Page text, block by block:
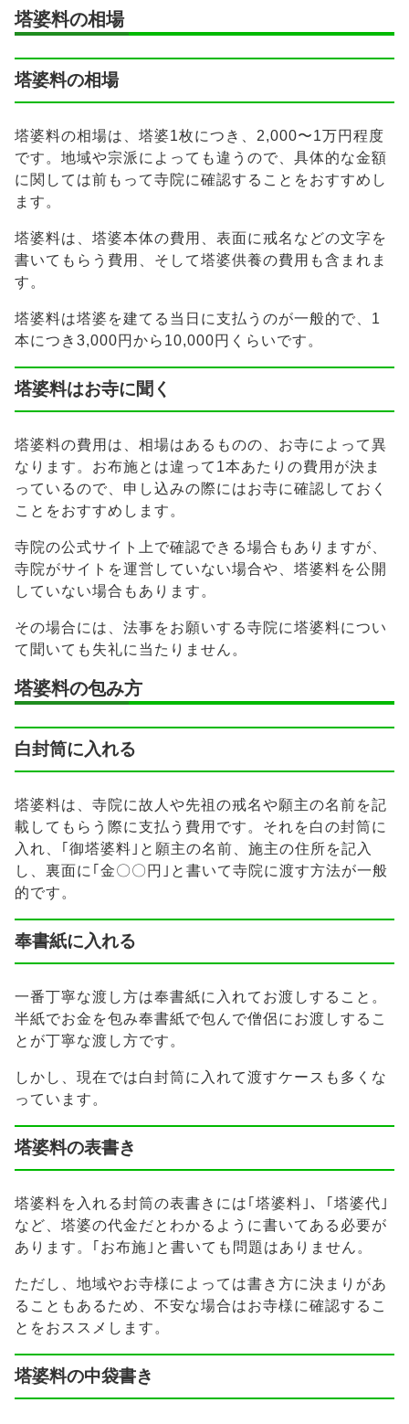
塔婆料の相場
塔婆料の相場
塔婆料の相場は、塔婆1枚につき、2,000〜1万円程度
です。地域や宗派によっても違うので、具体的な金額
に関しては前もって寺院に確認することをおすすめし
ます。
塔婆料は、塔婆本体の費用、表面に戒名などの文字を
書いてもらう費用、そして塔婆供養の費用も含まれま
す。
塔婆料は塔婆を建てる当日に支払うのが一般的で、1
本につき3,000円から10,000円くらいです。
塔婆料はお寺に聞く
塔婆料の費用は、相場はあるものの、お寺によって異
なります。お布施とは違って1本あたりの費用が決ま
っているので、申し込みの際にはお寺に確認しておく
ことをおすすめします。
寺院の公式サイト上で確認できる場合もありますが、
寺院がサイトを運営していない場合や、塔婆料を公開
していない場合もあります。
その場合には、法事をお願いする寺院に塔婆料につい
て聞いても失礼に当たりません。
塔婆料の包み方
白封筒に入れる
塔婆料は、寺院に故人や先祖の戒名や願主の名前を記
載してもらう際に支払う費用です。それを白の封筒に
入れ、｢御塔婆料｣と願主の名前、施主の住所を記入
し、裏面に｢金〇〇円｣と書いて寺院に渡す方法が一般
的です。
奉書紙に入れる
一番丁寧な渡し方は奉書紙に入れてお渡しすること。
半紙でお金を包み奉書紙で包んで僧侶にお渡しするこ
とが丁寧な渡し方です。
しかし、現在では白封筒に入れて渡すケースも多くな
っています。
塔婆料の表書き
塔婆料を入れる封筒の表書きには｢塔婆料｣、｢塔婆代｣
など、塔婆の代金だとわかるように書いてある必要が
あります。｢お布施｣と書いても問題はありません。
ただし、地域やお寺様によっては書き方に決まりがあ
ることもあるため、不安な場合はお寺様に確認するこ
とをおススメします。
塔婆料の中袋書き